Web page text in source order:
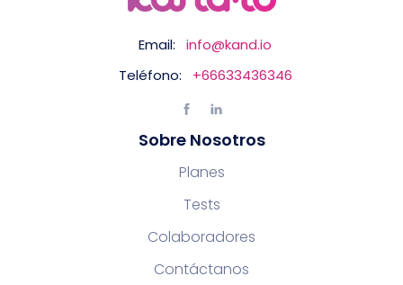
Email:
info@kand.io
Teléfono:
+66633436346
Sobre Nosotros
Planes
Tests
Colaboradores
Contáctanos